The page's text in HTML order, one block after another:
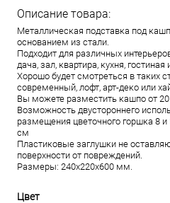
Описание товара:
Металлическая подставка под
основанием из стали.
Подходит для различных
дача, зал, квартира, кухня, гостиная
Хорошо будет смотреться в таких
современный, лофт, арт-деко или
Вы можете разместить кашпо от
Возможность двустороннего
размещения цветочного горшка 8
см
Пластиковые заглушки не
поверхности от повреждений.
Размеры: 240х220х600 мм.
Цвет